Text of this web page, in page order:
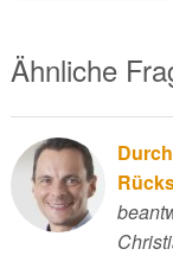
Ähnliche